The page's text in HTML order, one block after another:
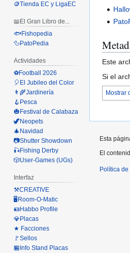
Este
Si el
Mostrar
🪙Tienda EC y LigaEC
📖El Gran Libro de...
🐟Fishopedia
🦆PatoPedia
Actividades
⚽Football 2026
🎈El Jubileo del Color
👨‍🌾Jardinería
🪝Pesca
🎃Festival de Calabaza
🦖Neopets
🎄Navidad
📷Shutter Showdown
🎣Fishing Derby
🎲User-Games (UGs)
Interfaz
⚒️CREATIVE
🖥️Room-O-Matic
🪪Habbo Profile
💎Placas
★ Facciones
🚩Sellos
🏪Info Stand Placas
Esta
El
Política